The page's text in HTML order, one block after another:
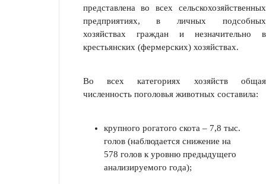
представлена во всех сельскохозяйст­венных
предприятиях, в личных подсобных
хозяйствах граждан и незначи­тельно в
крестьянских (фермерских) хозяйствах.
Во всех категориях хозяйств общая
численность поголовья животных со­ставила:
крупного рогатого скота – 7,8 тыс.
голов (наблюдается снижение на
578 голов к уровню предыдущего
анализируемого года);